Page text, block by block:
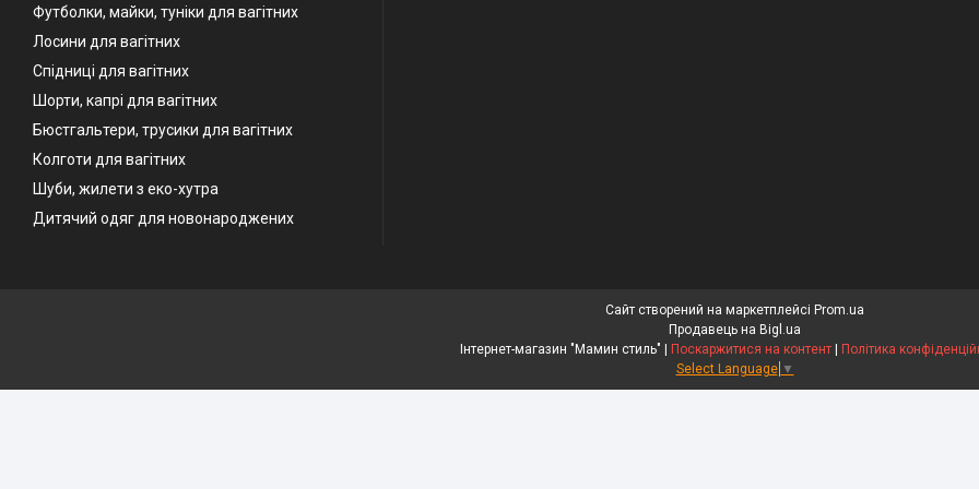
Футболки, майки, туніки для вагітних
Лосини для вагітних
Спідниці для вагітних
Шорти, капрі для вагітних
Бюстгальтери, трусики для вагітних
Колготи для вагітних
Шуби, жилети з еко-хутра
Дитячий одяг для новонароджених
Сайт створений на маркетплейсі Prom.ua
Продавець на Bigl.ua
Інтернет-магазин "Мамин стиль" | Поскаржитися на контент | Політика
Select Language ▼